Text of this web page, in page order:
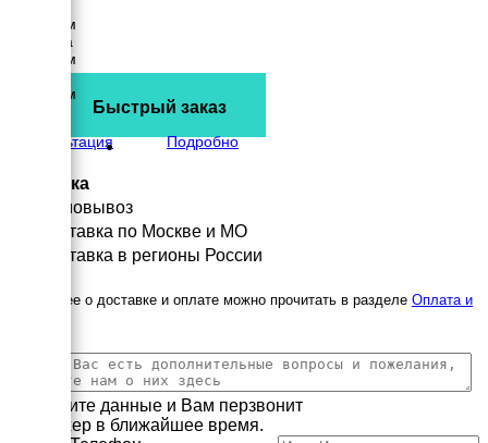
3520 мм
Ширина
1010 мм
1815 мм
Консультация
Подробно
Быстрый заказ
Доставка
Самовывоз
Доставка по Москве и МО
Доставка в регионы России
Подробнее о доставке и оплате можно прочитать в разделе Оплата и
Заполните данные и Вам перзвонит
менеджер в ближайшее время.